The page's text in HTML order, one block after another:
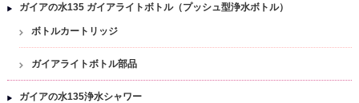
ガイアの水135 ガイアライトボトル（プッシュ型浄水ボトル）
ボトルカートリッジ
ガイアライトボトル部品
ガイアの水135浄水シャワー